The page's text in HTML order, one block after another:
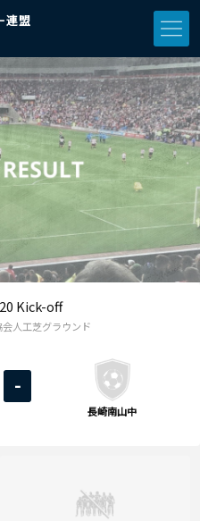
連盟
Kick-off
-
長崎南山中
人工芝グラウンド